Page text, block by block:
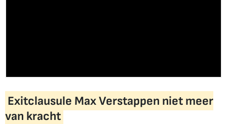
Exitclausule Max Verstappen niet meer
van kracht